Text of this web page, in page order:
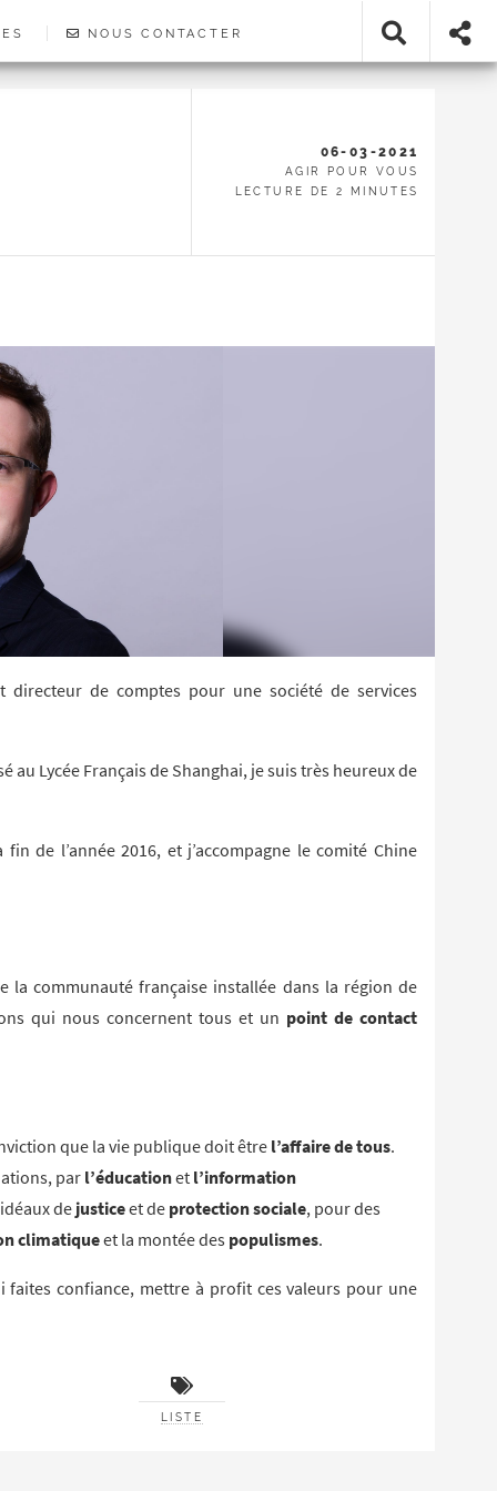
NOUS CONTACTER
06-03-2021
AGIR POUR VOUS
LECTURE DE 2 MINUTES
directeur de comptes pour une société de services
au Lycée Français de Shanghai, je suis très heureux de
de l’année 2016, et j’accompagne le comité Chine
communauté française installée dans la région de
qui nous concernent tous et un point de contact
que la vie publique doit être l’affaire de tous.
par l’éducationet l’information
de justiceet de protection sociale, pour des
climatiqueet la montée des populismes.
faites confiance, mettre à profit ces valeurs pour une
LISTE